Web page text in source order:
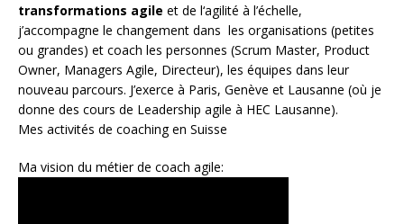
transformations agile et de l‘agilité à l’échelle,
j’accompagne le changement dans les organisations (petites
ou grandes) et coach les personnes (Scrum Master, Product
Owner, Managers Agile, Directeur), les équipes dans leur
nouveau parcours. J’exerce à Paris, Genève et Lausanne (où je
donne des cours de Leadership agile à HEC Lausanne).
Mes activités de coaching en Suisse
Ma vision du métier de coach agile: